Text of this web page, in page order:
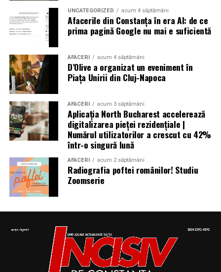
altele au fost date dispărute. Peste 300.000 de oameni
au rămas fără locuințe în urma exploziilor devastatoare.
Autoritățile din Liban au decretat trei zile de doliu
Aniversări – Comemorări
– Sf. Ioan Maria Vianney, preot (Calendarul Romano-
Catolic 2026)
– 1807: S-a născut Constantin Lecca, pictor, tipograf,
editor, scriitor, traducător şi profesor; ctitorul primei
tipografii (19.IX.1837) şi al primului periodic din
în domeniul portretisticii, al picturii religioase (în stil
occidental) şi al picturii cu tematică istorică; participant
la Revoluţia Română din 1848 (m. 1887)
UNCATEGORIZED acum 4 săptămâni
Afacerile din Constanța în era AI: de ce
prima pagină Google nu mai e suficientă
AFACERI acum 4 săptămâni
D’Olive a organizat un eveniment în
Piața Unirii din Cluj-Napoca
AFACERI acum 3 săptămâni
Aplicația North Bucharest accelerează
digitalizarea pieței rezidențiale |
Numărul utilizatorilor a crescut cu 42%
într-o singură lună
AFACERI acum 2 săptămâni
Radiografia poftei românilor! Studiu
Zoomserie